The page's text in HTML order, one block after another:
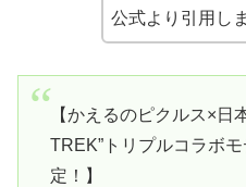
公式より引用しま
【かえるのピクルス×日
TREK”トリプルコラボ
定！】